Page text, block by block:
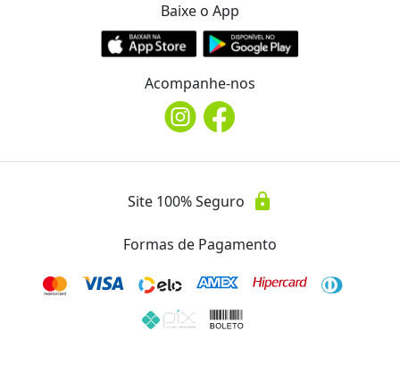
Baixe o App
Acompanhe-nos
Site 100% Seguro lock
Formas de Pagamento